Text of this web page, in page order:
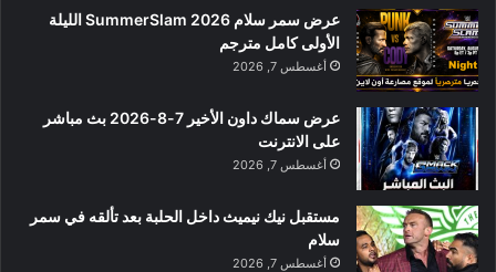
عرض سمر سلام SummerSlam 2026 الليلة
الأولى كامل مترجم
أغسطس 7, 2026
عرض سماك داون الأخير 7-8-2026 بث مباشر
على الانترنت
أغسطس 7, 2026
مستقبل نيك نيميث داخل الحلبة بعد تألقه في سمر
سلام
أغسطس 7, 2026